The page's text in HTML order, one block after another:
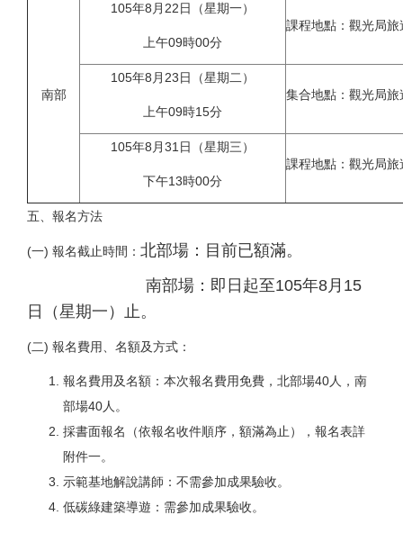
南部
105年8月22日（星期一）
上午09時00分
課程地點：觀光局
105年8月23日（星期二）
上午09時15分
集合地點：觀光局
105年8月31日（星期三）
下午13時00分
課程地點：觀光局
五、報名方法
(一) 報名截止時間： 北部場：目前已額滿。
南部場：即日起至105年8月15
日（星期一）止。
(二) 報名費用、名額及方式：
報名費用及名額：本次報名費用免費，北部場40人，南
部場40人。
採書面報名（依報名收件順序，額滿為止），報名表詳
附件一。
示範基地解說講師：不需參加成果驗收。
低碳綠建築導遊：需參加成果驗收。